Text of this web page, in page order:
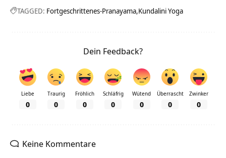
TAGGED: Fortgeschrittenes-Pranayama Kundalini Yoga
Dein Feedback?
Liebe
0
Traurig
0
Fröhlich
0
Schläfrig
0
Wütend
0
Überrascht
0
Zwinker
0
Keine Kommentare